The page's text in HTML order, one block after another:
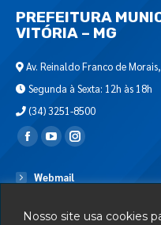
Nosso site usa cookies
PREFEITURA
VITÓRIA – MG
Av. Reinaldo Franco de
Segunda à Sexta: 12h às 18h
(34) 3251-8500
Encontre-nos em:
Webmail